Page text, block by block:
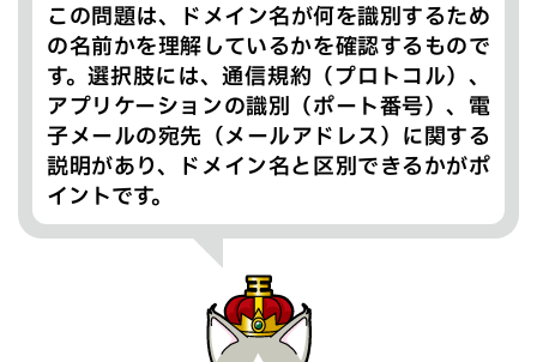
この問題は、ドメイン名が何を識別するため
の名前かを理解しているかを確認するもので
す。選択肢には、通信規約（プロトコル）、
アプリケーションの識別（ポート番号）、電
子メールの宛先（メールアドレス）に関する
説明があり、ドメイン名と区別できるかがポ
イントです。